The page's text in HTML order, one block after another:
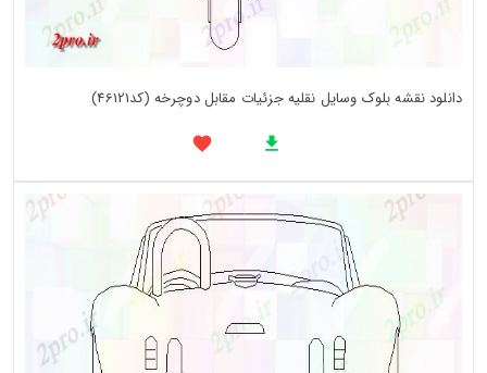
دانلود نقشه بلوک وسایل نقلیه جزئیات مقابل دوچرخه (کد46121)